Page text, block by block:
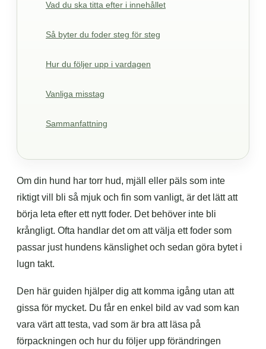
Vad du ska titta efter i innehållet
Så byter du foder steg för steg
Hur du följer upp i vardagen
Vanliga misstag
Sammanfattning
Om din hund har torr hud, mjäll eller päls som inte
riktigt vill bli så mjuk och fin som vanligt, är det lätt att
börja leta efter ett nytt foder. Det behöver inte bli
krångligt. Ofta handlar det om att välja ett foder som
passar just hundens känslighet och sedan göra bytet i
lugn takt.
Den här guiden hjälper dig att komma igång utan att
gissa för mycket. Du får en enkel bild av vad som kan
vara värt att testa, vad som är bra att läsa på
förpackningen och hur du följer upp förändringen